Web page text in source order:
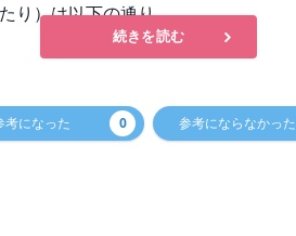
り）は以下の通り。
続きを読む
考になった 0 参考にならなかった